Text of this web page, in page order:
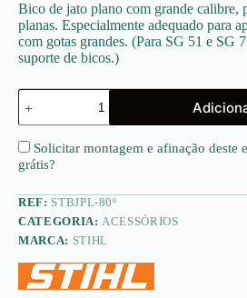
Bico de jato plano com grande calibre,
planas. Especialmente adequado para
com gotas grandes. (Para SG 51 e SG
suporte de bicos.)
Quantidade
de
Bico
de
jorro
plano
latão
(80º)
Solicitar montagem e afinação deste
grátis?
REF: STBJPL-80º
CATEGORIA:ACESSÓRIOS
MARCA: STIHL